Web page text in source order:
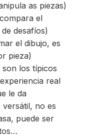
as piezas)
el
desafíos)
el dibujo, es
pieza)
son los típicos
real
le da
no es
puede ser